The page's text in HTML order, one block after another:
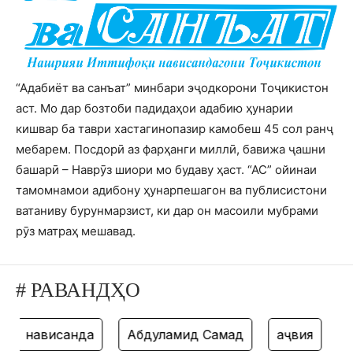
“Адабиёт ва санъат” минбари эҷодкорони Тоҷикистон
аст. Мо дар бозтоби падидаҳои адабию ҳунарии
кишвар ба таври хастагинопазир камобеш 45 сол ранҷ
мебарем. Посдорӣ аз фарҳанги миллӣ, бавижа ҷашни
башарӣ – Наврӯз шиори мо будаву ҳаст. “АС” ойинаи
тамомнамои адибону ҳунарпешагон ва публисистони
ватаниву бурунмарзист, ки дар он масоили мубрами
рӯз матраҳ мешавад.
# РАВАНДҲО
нависанда Абдулҳамид Самад ҳаҷвия